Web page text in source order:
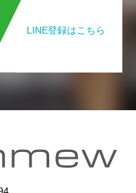
LINE登録はこちら